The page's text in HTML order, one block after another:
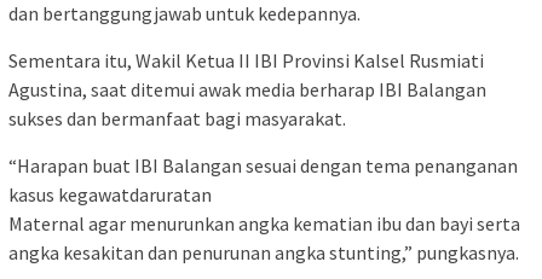
dan bertanggungjawab untuk kedepannya.
Sementara itu, Wakil Ketua II IBI Provinsi Kalsel Rusmiati
Agustina, saat ditemui awak media berharap IBI Balangan
sukses dan bermanfaat bagi masyarakat.
“Harapan buat IBI Balangan sesuai dengan tema penanganan
kasus kegawatdaruratan
Maternal agar menurunkan angka kematian ibu dan bayi serta
angka kesakitan dan penurunan angka stunting,” pungkasnya.